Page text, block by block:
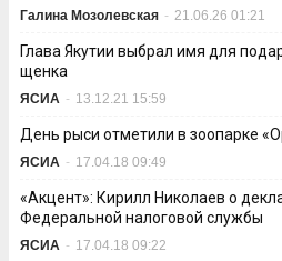
Галина Мозолевская - 21.06.26 01:21
Глава Якутии выбрал имя для
щенка
ЯСИА - 13.12.21 15:59
День рыси отметили в зоопарке
ЯСИА - 17.04.18 09:49
«Акцент»: Кирилл Николаев о
Федеральной налоговой службы
ЯСИА - 17.04.18 09:22